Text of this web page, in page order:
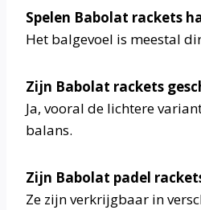
Spelen Babolat rackets
Het balgevoel is meestal
Zijn Babolat rackets
Ja, vooral de lichtere
balans.
Zijn Babolat padel
Ze zijn verkrijgbaar in